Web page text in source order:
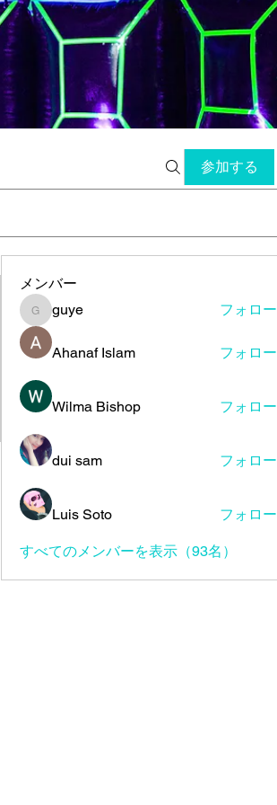
参加する
メンバー
guye
guye フォロー
Ahanaf Islam フォロー
Wilma Bishop フォロー
dui sam フォロー
Luis Soto フォロー
すべてのメンバーを表示（93名）